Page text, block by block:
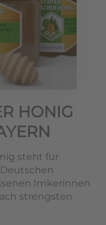
HONIG
steht für
Imkerinnen
strengsten